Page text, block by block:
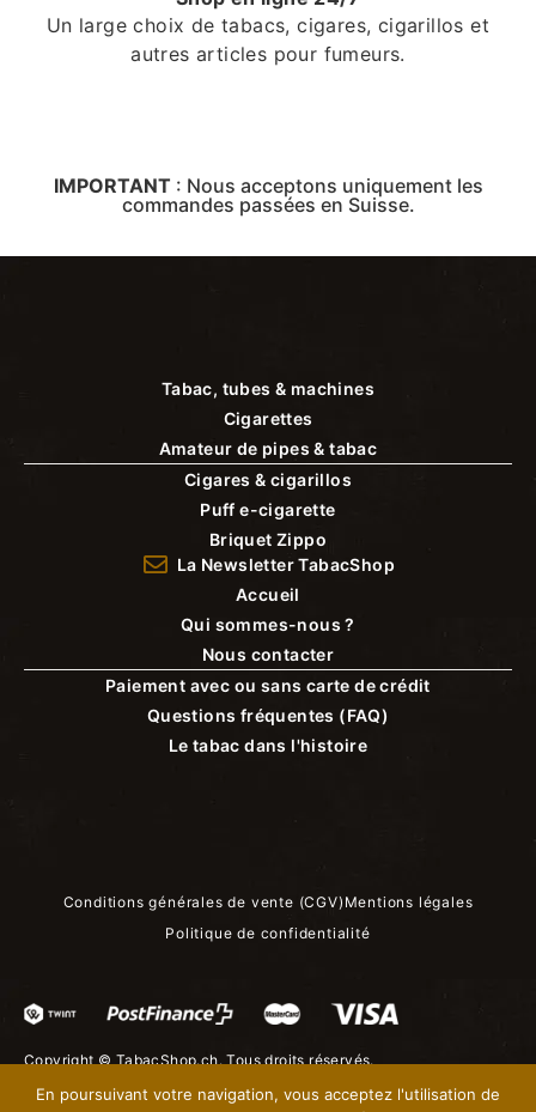
Un large choix de tabacs, cigares, cigarillos et
autres articles pour fumeurs.
IMPORTANT : Nous acceptons uniquement les
commandes passées en Suisse.
Tabac, tubes & machines
Cigarettes
Amateur de pipes & tabac
Cigares & cigarillos
Puff e-cigarette
Briquet Zippo
La Newsletter TabacShop
Accueil
Qui sommes-nous ?
Nous contacter
Paiement avec ou sans carte de crédit
Questions fréquentes (FAQ)
Le tabac dans l'histoire
Conditions générales de vente (CGV) Mentions légales
Politique de confidentialité
Copyright ©TabacShop.ch. Tous droits réservés.
En poursuivant votre navigation, vous acceptez l'utilisation de